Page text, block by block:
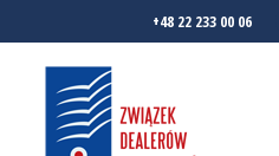
+48 22 233 00 06